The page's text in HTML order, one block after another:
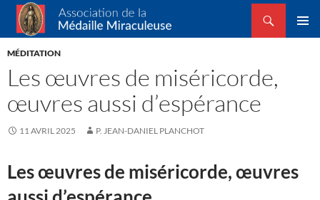
Association de la Médaille Miraculeuse
Recherche
ALLER
AU
MÉDITATION
Les œuvres de miséricorde,
œuvres aussi d’espérance
11 AVRIL 2025 P. JEAN-DANIEL PLANCHOT
Les œuvres de miséricorde, œuvres